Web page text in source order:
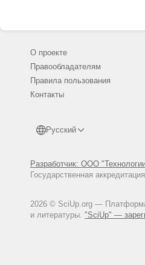
О проекте
Правообладателям
Правила пользования
Контакты
Русский
Разработчик: ООО
Государственная
2026 © SciUp.org — Платформа
и литературы. "SciUp" —